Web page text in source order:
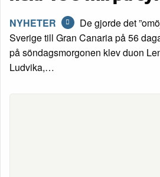
NYHETER
De gjorde det
Sverige till Gran Canaria på 56
på söndagsmorgonen klev duon
Ludvika,…